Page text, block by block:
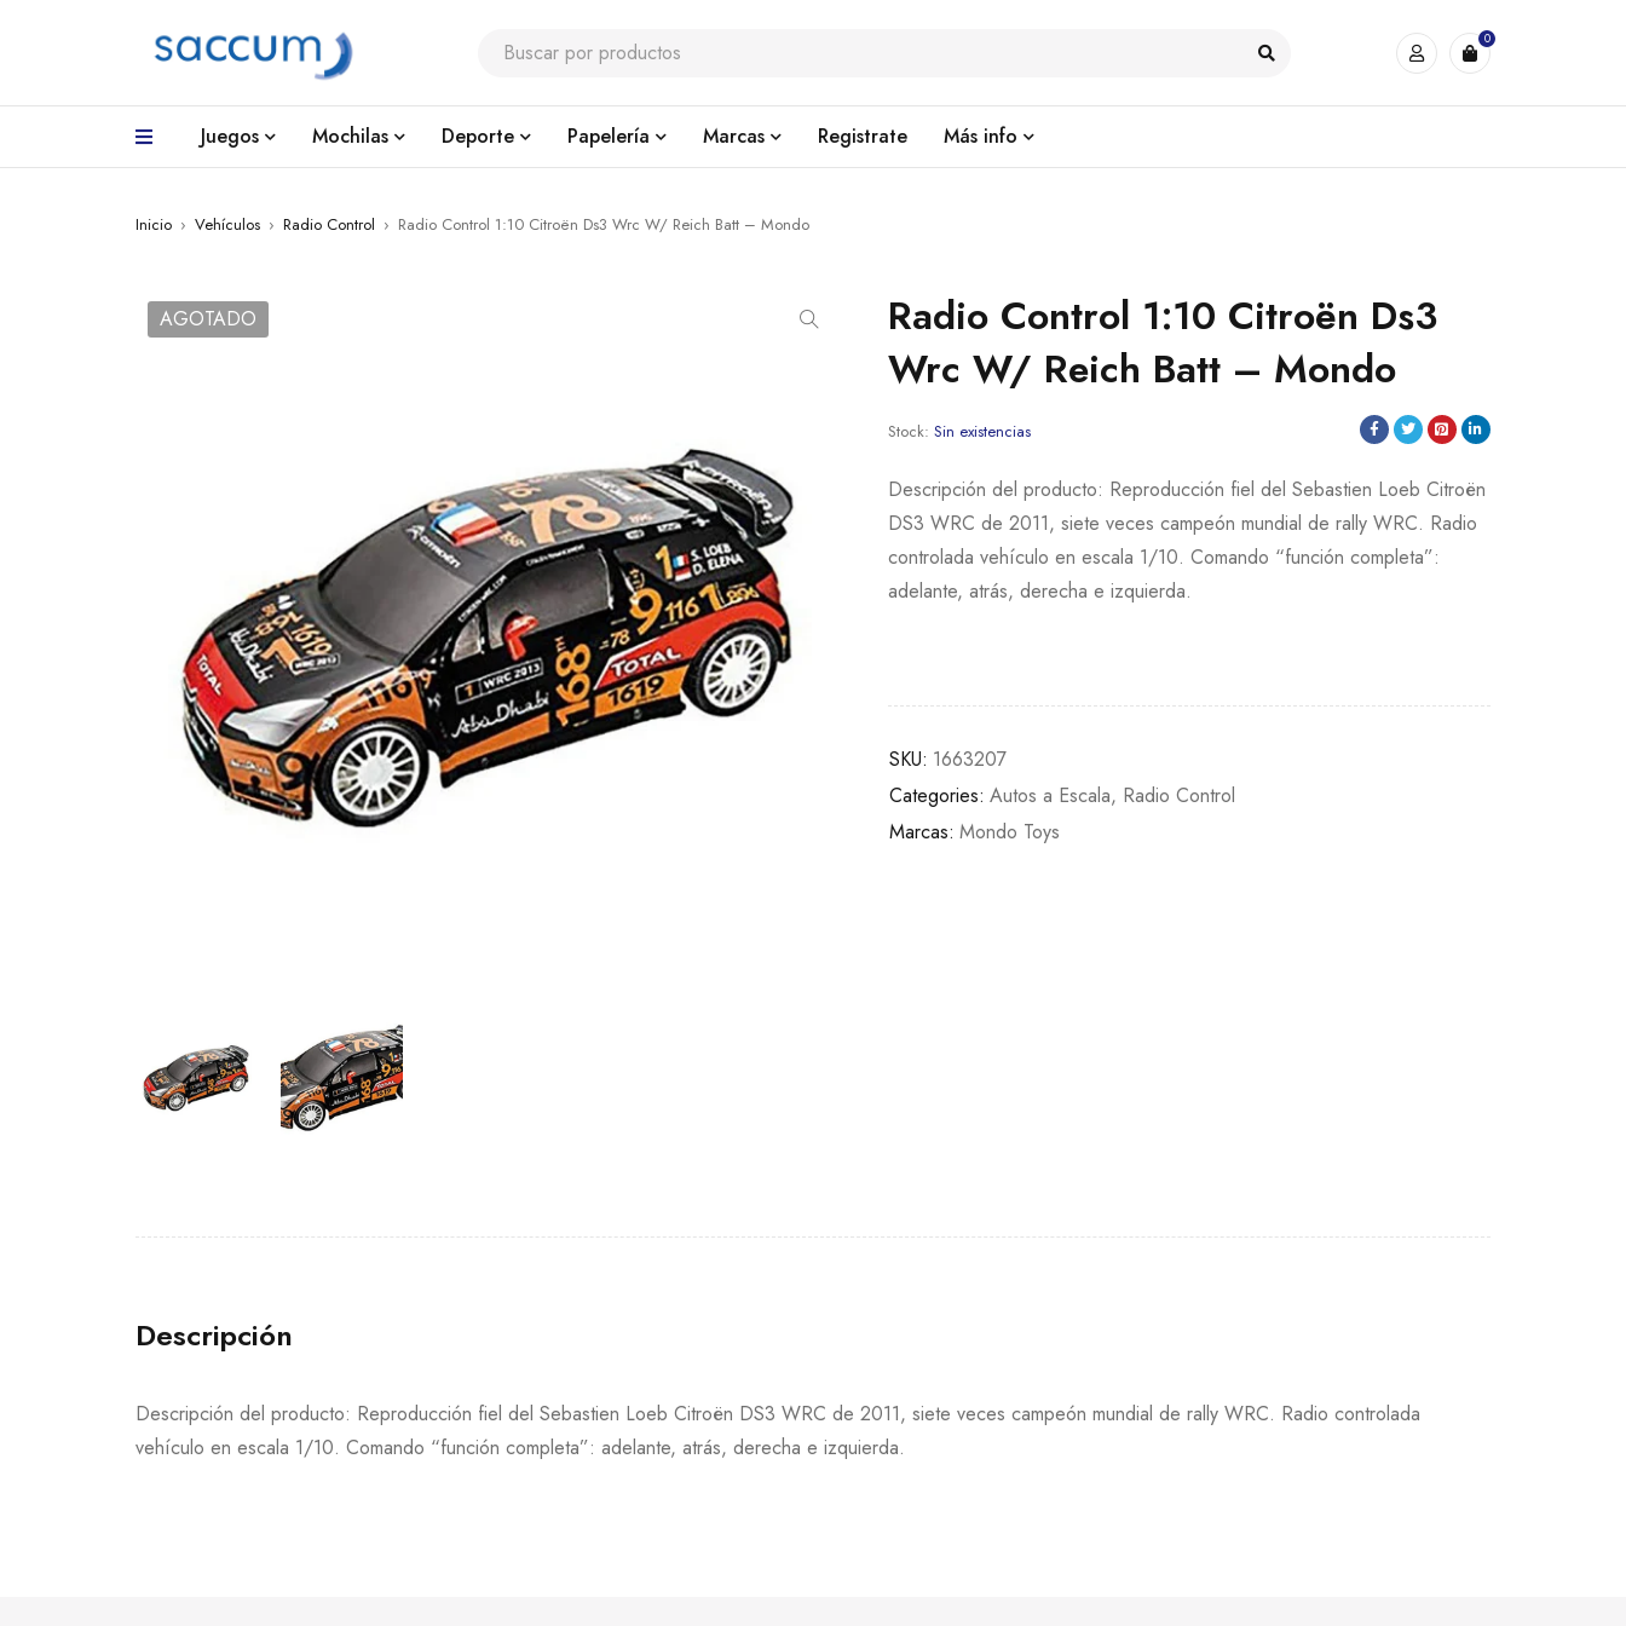
0
Juegos Mochilas Deporte Papelería Marcas Registrate Más info
Inicio › Vehículos › Radio Control › Radio Control 1:10 Citroën Ds3 Wrc W/ Reich Batt – Mondo
AGOTADO
Radio Control 1:10 Citroën Ds3
Wrc W/ Reich Batt – Mondo
Stock: Sin existencias
Descripción del producto: Reproducción fiel del Sebastien Loeb Citroën
DS3 WRC de 2011, siete veces campeón mundial de rally WRC. Radio
controlada vehículo en escala 1/10. Comando “función completa”:
adelante, atrás, derecha e izquierda.
SKU: 1663207
Categories: Autos a Escala, Radio Control
Marcas: Mondo Toys
Descripción
Descripción del producto: Reproducción fiel del Sebastien Loeb Citroën DS3 WRC de 2011, siete veces campeón mundial de rally WRC. Radio controlada
vehículo en escala 1/10. Comando “función completa”: adelante, atrás, derecha e izquierda.